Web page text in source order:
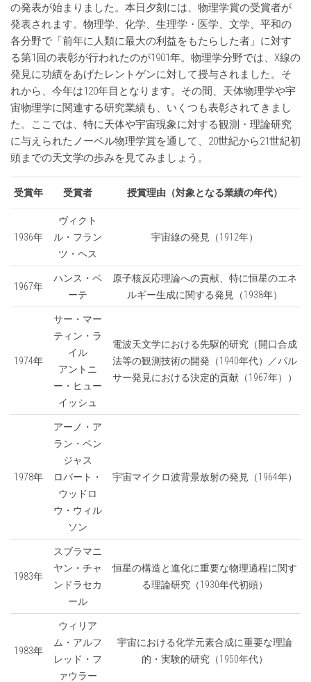
の発表が始まりました。本日夕刻には、物理学賞の受賞者が
発表されます。物理学、化学、生理学・医学、文学、平和の
各分野で「前年に人類に最大の利益をもたらした者」に対す
る第1回の表彰が行われたのが1901年。物理学分野では、X線の
発見に功績をあげたレントゲンに対して授与されました。そ
れから、今年は120年目となります。その間、天体物理学や宇
宙物理学に関連する研究業績も、いくつも表彰されてきまし
た。ここでは、特に天体や宇宙現象に対する観測・理論研究
に与えられたノーベル物理学賞を通して、20世紀から21世紀初
頭までの天文学の歩みを見てみましょう。
受賞年 受賞者 授賞理由（対象となる業績の年代）
1936年
ヴィクト
ル・フラン
ツ・ヘス
宇宙線の発見（1912年）
1967年
ハンス・ベ
ーテ
原子核反応理論への貢献、特に恒星のエネ
ルギー生成に関する発見（1938年）
1974年
サー・マー
ティン・ラ
イル
アントニ
ー・ヒュー
イッシュ
電波天文学における先駆的研究（開口合成
法等の観測技術の開発（1940年代）／パル
サー発見における決定的貢献（1967年））
1978年
アーノ・ア
ラン・ペン
ジャス
ロバート・
ウッドロ
ウ・ウィル
ソン
宇宙マイクロ波背景放射の発見（1964年）
1983年
スブラマニ
ヤン・チャ
ンドラセカ
ール
恒星の構造と進化に重要な物理過程に関す
る理論研究（1930年代初頭）
1983年
ウィリア
ム・アルフ
レッド・フ
ァウラー
宇宙における化学元素合成に重要な理論
的・実験的研究（1950年代）